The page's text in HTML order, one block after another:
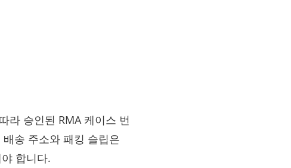
라 승인된 RMA 케이스 번
송 주소와 패킹 슬립은
합니다.